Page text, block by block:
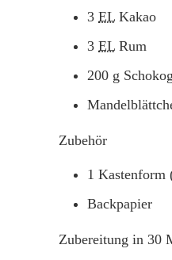
3 EL Kakao
3 EL Rum
200 g
Zubehör
1 Kastenform
Backpapier
Zubereitung in 30